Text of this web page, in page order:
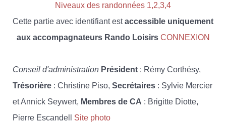
Niveaux des randonnées 1,2,3,4
Cette partie avec identifiant estaccessible uniquement
aux accompagnateurs Rando Loisirs CONNEXION
Conseil d'administration Président : Rémy Corthésy,
Trésorière : Christine Piso, Secrétaires : Sylvie Mercier
et Annick Seywert, Membres de CA : Brigitte Diotte,
Pierre Escandell Site photo